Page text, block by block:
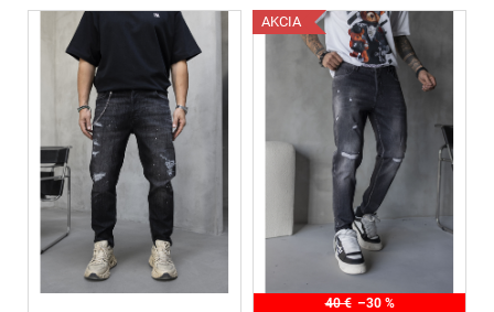
V
AKCIA
40 € –30 %